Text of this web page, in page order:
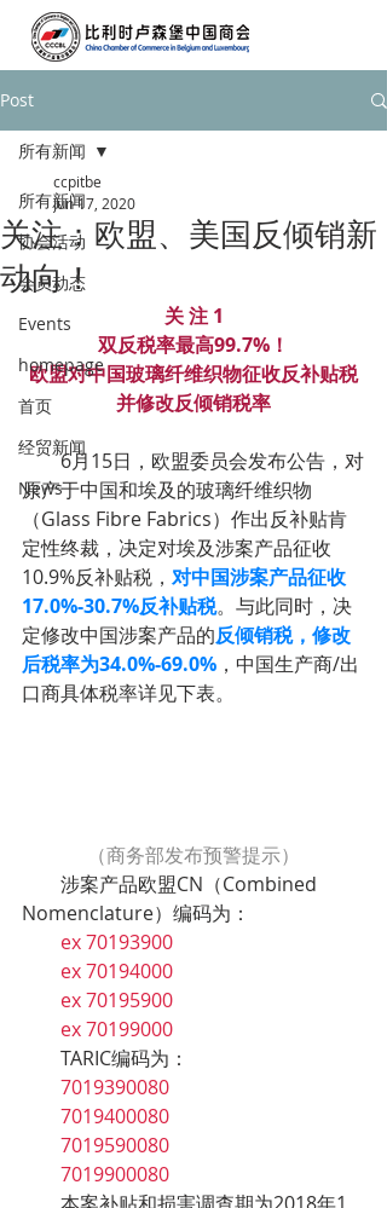
Post
所有新闻
协会活动
会员动态
Events
homepage
首页
经贸新闻
News
所有新闻
关注：欧盟、美国反倾销新
动向！
ccpitbe
Jun 17, 2020
关 注 1
双反税率最高99.7%！
欧盟对中国玻璃纤维织物征收反补贴税
并修改反倾销税率
        6月15日，欧盟委员会发布公告，对
原产于中国和埃及的玻璃纤维织物
（Glass Fibre Fabrics）作出反补贴肯
定性终裁，决定对埃及涉案产品征收
10.9%反补贴税， 对中国涉案产品征收
17.0%-30.7%反补贴税。与此同时，决
定修改中国涉案产品的反倾销税，修改
后税率为34.0%-69.0% ，中国生产商/出
口商具体税率详见下表。
（商务部发布预警提示）
Nomenclature）编码为：
        ex 70193900
        ex 70194000
        ex 70195900
        ex 70199000
        TARIC编码为：
        7019390080
        7019400080
        7019590080
        7019900080